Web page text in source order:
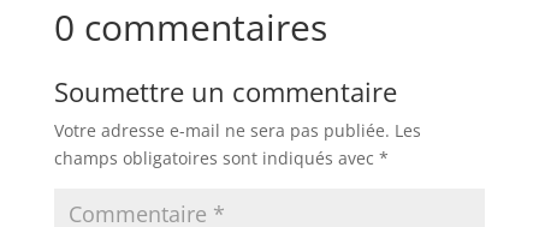
0 commentaires
Soumettre un commentaire
Votre adresse e-mail ne sera pas publiée. Les
champs obligatoires sont indiqués avec *